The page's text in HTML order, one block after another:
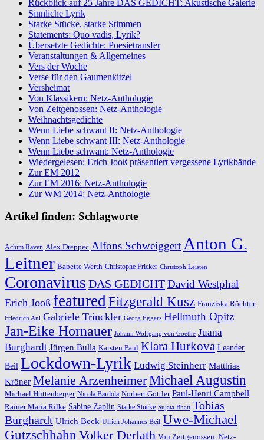
Rückblick auf 25 Jahre DAS GEDICHT: Akustische Galerie
Sinnliche Lyrik
Starke Stücke, starke Stimmen
Statements: Quo vadis, Lyrik?
Übersetzte Gedichte: Poesietransfer
Veranstaltungen & Allgemeines
Vers der Woche
Verse für den Gaumenkitzel
Versheimat
Von Klassikern: Netz-Anthologie
Von Zeitgenossen: Netz-Anthologie
Weihnachtsgedichte
Wenn Liebe schwant II: Netz-Anthologie
Wenn Liebe schwant III: Netz-Anthologie
Wenn Liebe schwant: Netz-Anthologie
Wiedergelesen: Erich Jooß präsentiert vergessene Lyrikbände
Zur EM 2012
Zur EM 2016: Netz-Anthologie
Zur WM 2014: Netz-Anthologie
Artikel finden: Schlagworte
Achim Raven Alex Dreppec Alfons Schweiggert Anton G.
Leitner Babette Werth Christophe Fricker Christoph Leisten
Coronavirus DAS GEDICHTDavid Westphal
Erich Jooß featuredFitzgerald Kusz Franziska Röchter
Friedrich Ani Gabriele Trinckler Georg Eggers Hellmuth Opitz
Jan-Eike Hornauer Johann Wolfgang von Goethe Juana
Burghardt Jürgen Bulla Karsten Paul Klara Hurkova Leander
Beil Lockdown-Lyrik Ludwig Steinherr Matthias
Kröner Melanie ArzenheimerMichael Augustin
Michael Hüttenberger Nicola Bardola Norbert Göttler Paul-Henri Campbell
Rainer Maria Rilke Sabine Zaplin Starke Stücke Sujata Bhatt Tobias
Burghardt Ulrich Beck Ulrich Johannes Beil Uwe-Michael
Gutzschhahn Volker Derlath Von Zeitgenossen: Netz-